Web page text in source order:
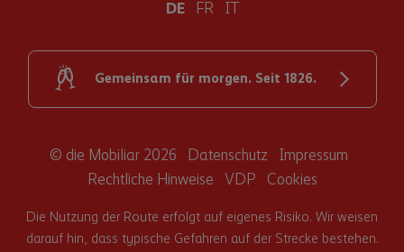
DE FR IT
Gemeinsam für morgen. Seit 1826.
© die Mobiliar 2026 Datenschutz
Impressum
Rechtliche Hinweise
VDP Cookies
Die Nutzung der Route erfolgt auf eigenes Risiko. Wir weisen
darauf hin, dass typische Gefahren auf der Strecke bestehen.